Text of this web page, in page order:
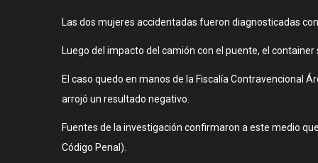
Las dos mujeres accidentadas fueron diagnosticadas
Luego del impacto del camión con el puente, el
El caso quedo en manos de la Fiscalía Contravencional
arrojó un resultado negativo.
Fuentes de la investigación confirmaron a este medio
Código Penal).